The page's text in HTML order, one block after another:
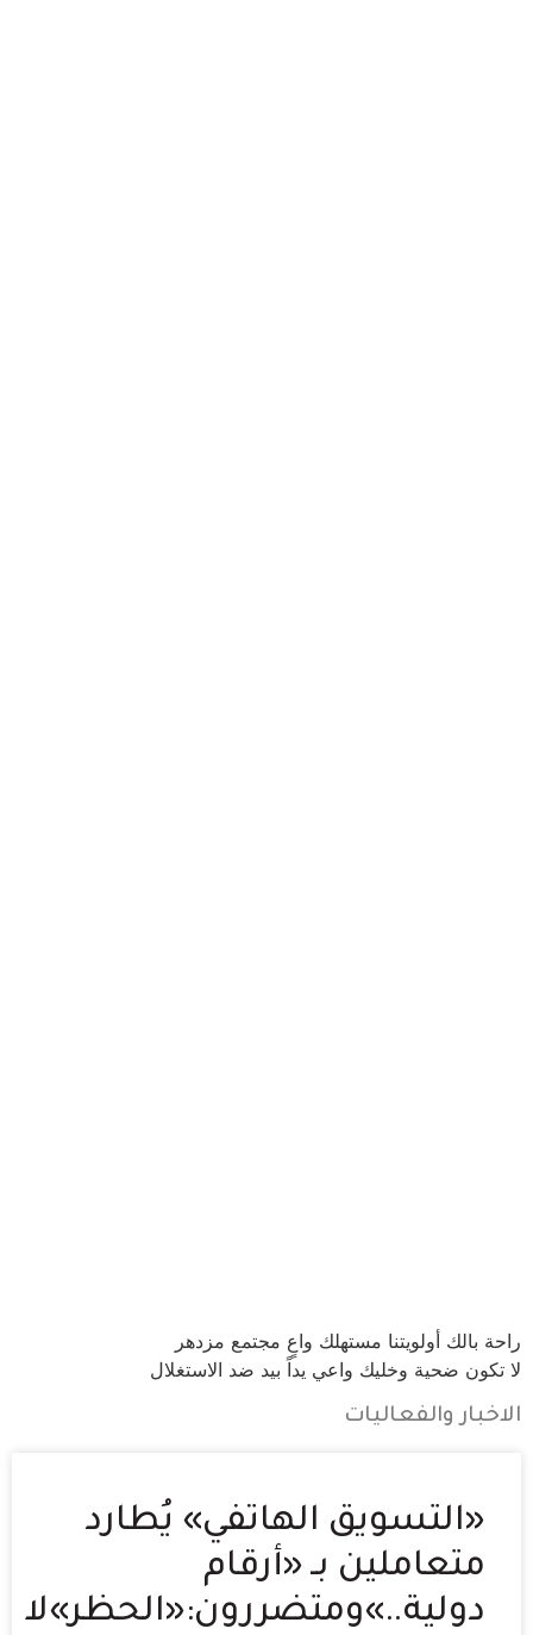
راحة بالك أولويتنا مستهلك واعٍ مجتمع مزدهر
لا تكون ضحية وخليك واعي يداً بيد ضد الاستغلال
الاخبار والفعاليات
«التسويق الهاتفي» يُطارد
متعاملين بـ «أرقام
دولية..»ومتضررون:«الحظر»لا